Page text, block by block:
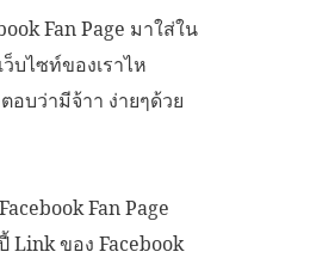
Fan Page มาใส่ใน
ว็บไซท์ของเราไห
บว่ามีจ้าา ง่ายๆด้วย
Fan Page
Link ของ Facebook